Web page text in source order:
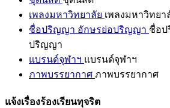
เพลงมหาวิทยาลัย เพลงมหาวิทยา
ชื่อปริญญา อักษรย่อปริญญา ชื่อป
ปริญญา
แบรนด์จุฬาฯ แบรนด์จุฬาฯ
ภาพบรรยากาศ ภาพบรรยากาศ
แจ้งเรื่องร้องเรียนทุจริต